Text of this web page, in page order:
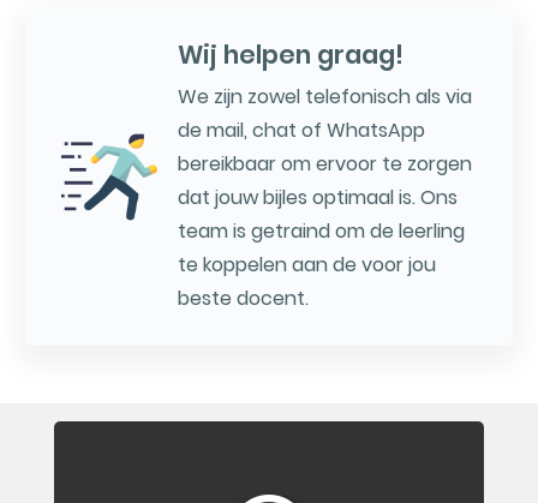
Wij helpen graag!
We zijn zowel telefonisch als via
de mail, chat of WhatsApp
bereikbaar om ervoor te zorgen
dat jouw bijles optimaal is. Ons
team is getraind om de leerling
te koppelen aan de voor jou
beste docent.